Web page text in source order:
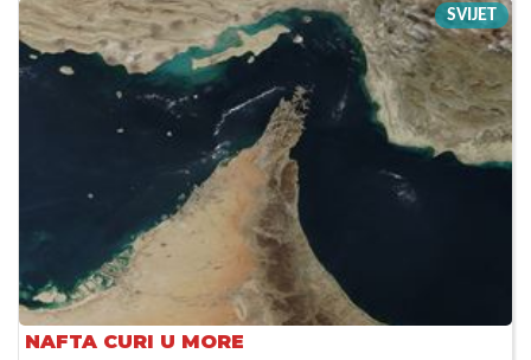
SVIJET
NAFTA CURI U MORE